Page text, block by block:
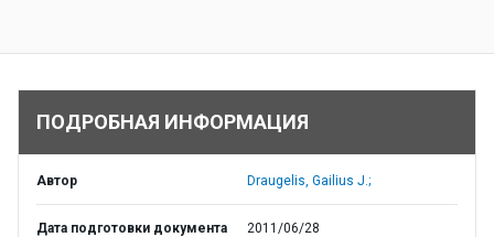
ПОДРОБНАЯ ИНФОРМАЦИЯ
Автор Draugelis, Gailius J.;
Дата подготовки документа 2011/06/28